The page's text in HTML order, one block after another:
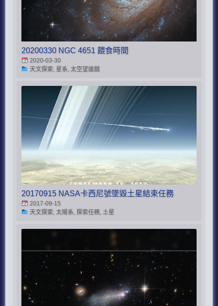
20200330 NGC 4651 餵食時間
2020-03-30
天文探索, 星系, 太空望遠鏡
20170915 NASA卡西尼號墜毀土星結束任務
2017-09-15
天文探索, 太陽系, 探索任務, 土星